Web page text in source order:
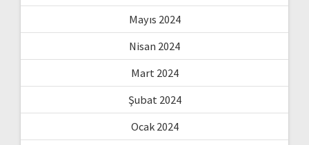
Mayıs 2024
Nisan 2024
Mart 2024
Şubat 2024
Ocak 2024